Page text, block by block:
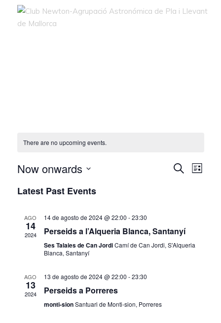
There are no upcoming events.
and
Search
List
Now onwards
date.
Latest Past Events
AGO
14
2024
14 de agosto de 2024 @ 22:00 -23:30
Perseids a l’Alqueria Blanca, Santanyí
Ses Talaies de Can JordiCamí de Can Jordi, S'Alqueria
Blanca, Santanyí
AGO
13
2024
13 de agosto de 2024 @ 22:00 -23:30
Perseids a Porreres
monti-sionSantuari de Monti-sion, Porreres